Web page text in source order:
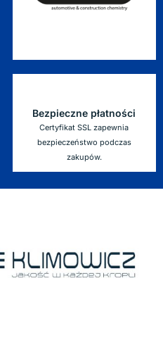
Bezpieczne płatności
Certyfikat SSL zapewnia
bezpieczeństwo podczas
zakupów.